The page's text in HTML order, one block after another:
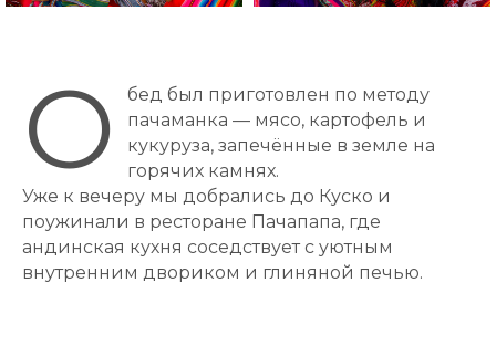
О
бед был приготовлен по методу
пачаманка — мясо, картофель и
кукуруза, запечённые в земле на
горячих камнях.
Уже к вечеру мы добрались до Куско и
поужинали в ресторане Пачапапа, где
андинская кухня соседствует с уютным
внутренним двориком и глиняной печью.